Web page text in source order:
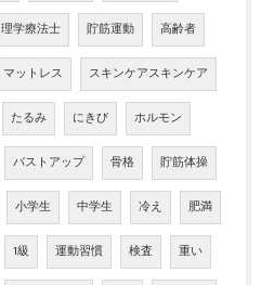
理学療法士 貯筋運動 高齢者
マットレス スキンケアスキンケア
たるみ にきび ホルモン
バストアップ 骨格 貯筋体操
小学生 中学生 冷え 肥満
1級 運動習慣 検査 重い